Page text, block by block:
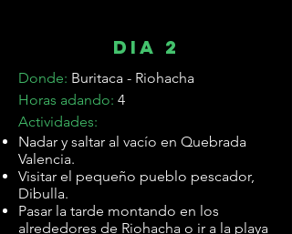
dia 2
Donde: Buritaca - Riohacha
Horas adando: 4
Actividades:
Nadar y saltar al vacío en Quebrada
Valencia.
Visitar el pequeño pueblo pescador,
Dibulla.
Pasar la tarde montando en los
alrededores de Riohacha o ir a la playa